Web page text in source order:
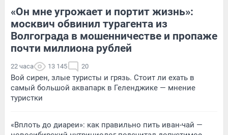
«Он мне угрожает и портит жизнь»:
москвич обвинил турагента из
Волгограда в мошенничестве и пропаже
почти миллиона рублей
22 часа 13 145 20
Вой сирен, злые туристы и грязь. Стоит ли ехать в
самый большой аквапарк в Геленджике — мнение
туристки
«Вплоть до диареи»: как правильно пить иван-чай —